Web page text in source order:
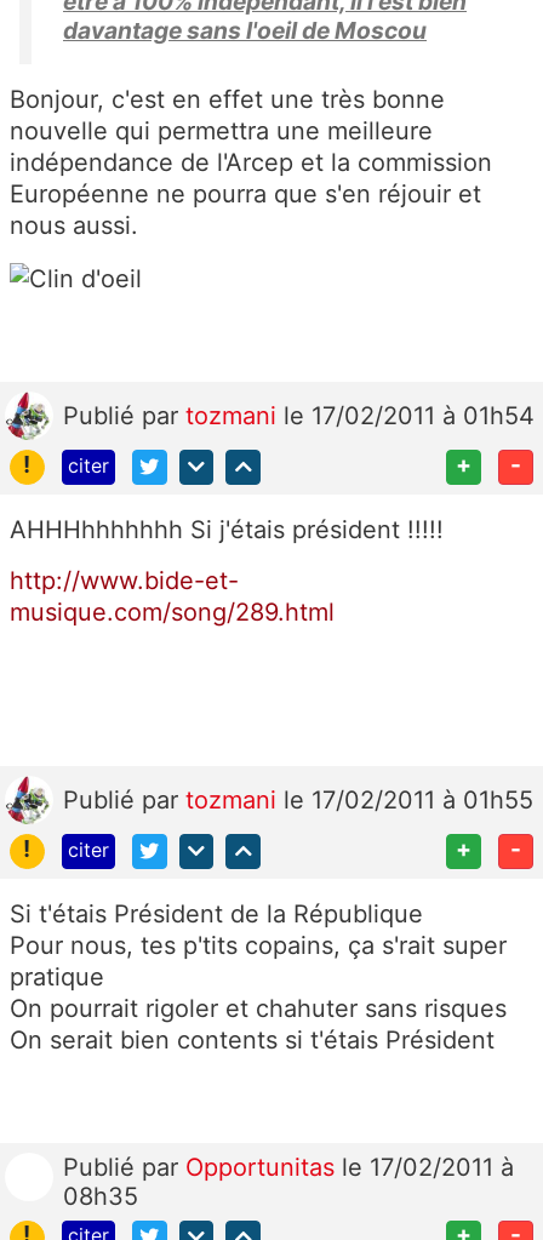
davantage sans l'oeil de Moscou
Bonjour, c'est en effet une très bonne
nouvelle qui permettra une meilleure
indépendance de l'Arcep et la commission
Européenne ne pourra que s'en réjouir et
nous aussi.
Publié par tozmani le 17/02/2011 à 01h54
!
citer + -
AHHHhhhhhhh Si j'étais président !!!!!
http://www.bide-et-
musique.com/song/289.html
Publié par tozmani le 17/02/2011 à 01h55
!
citer + -
Si t'étais Président de la République
Pour nous, tes p'tits copains, ça s'rait super
pratique
On pourrait rigoler et chahuter sans risques
On serait bien contents si t'étais Président
Publié par Opportunitas le 17/02/2011 à
08h35